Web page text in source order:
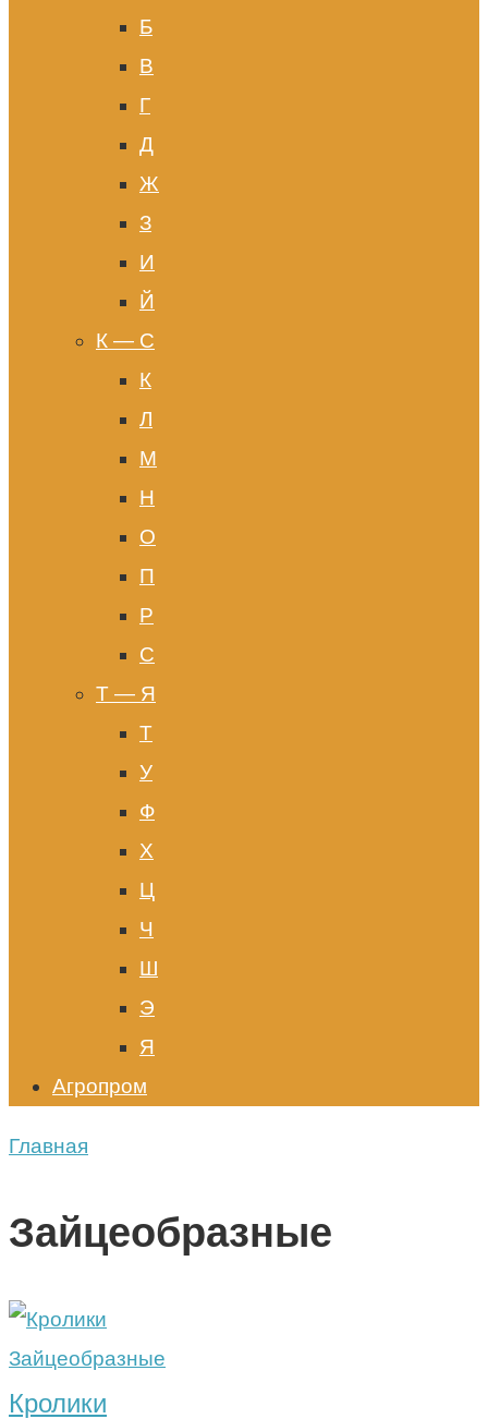
Б
В
Г
Д
Ж
З
И
Й
К — С
К
Л
М
Н
О
П
Р
С
Т — Я
Т
У
Ф
Х
Ц
Ч
Ш
Э
Я
Агропром
Главная
Зайцеобразные
Зайцеобразные
Кролики